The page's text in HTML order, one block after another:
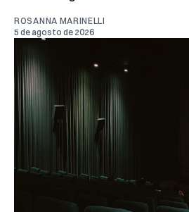
ROSANNA MARINELLI
5 de agosto de 2026